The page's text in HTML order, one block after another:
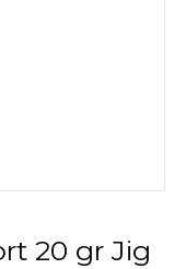
20 gr Jig